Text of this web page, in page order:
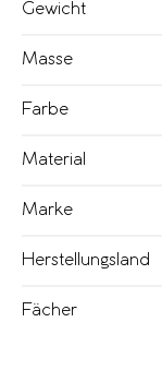
Gewicht
Masse
Farbe
Material
Marke
Herstellungsland
Fächer